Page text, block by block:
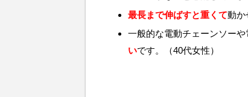
最長まで伸ばすと重くて動か
一般的な電動チェーンソーや
いです。（40代女性）